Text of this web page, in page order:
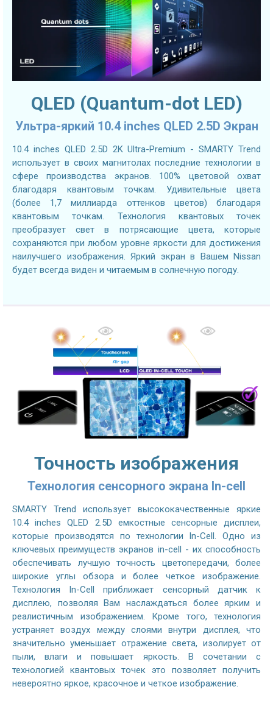
QLED (Quantum-dot LED)
Ультра-яркий 10.4 inches QLED 2.5D Экран
10.4 inches QLED 2.5D 2K Ultra-Premium - SMARTY Trend
использует в своих магнитолах последние технологии в
сфере производства экранов. 100% цветовой охват
благодаря квантовым точкам. Удивительные цвета
(более 1,7 миллиарда оттенков цветов) благодаря
квантовым точкам. Технология квантовых точек
преобразует свет в потрясающие цвета, которые
сохраняются при любом уровне яркости для достижения
наилучшего изображения. Яркий экран в Вашем Nissan
будет всегда виден и читаемым в солнечную погоду.
Точность изображения
Технология сенсорного экрана In-cell
SMARTY Trend использует высококачественные яркие
10.4 inches QLED 2.5D емкостные сенсорные дисплеи,
которые производятся по технологии In-Cell. Одно из
ключевых преимуществ экранов in-cell - их способность
обеспечивать лучшую точность цветопередачи, более
широкие углы обзора и более четкое изображение.
Технология In-Cell приближает сенсорный датчик к
дисплею, позволяя Вам наслаждаться более ярким и
реалистичным изображением. Кроме того, технология
устраняет воздух между слоями внутри дисплея, что
значительно уменьшает отражение света, изолирует от
пыли, влаги и повышает яркость. В сочетании с
технологией квантовых точек это позволяет получить
невероятно яркое, красочное и четкое изображение.